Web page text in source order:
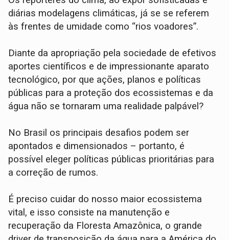
diárias modelagens climáticas, já se se referem
às frentes de umidade como “rios voadores”.
Diante da apropriação pela sociedade de efetivos
aportes científicos e de impressionante aparato
tecnológico, por que ações, planos e políticas
públicas para a proteção dos ecossistemas e da
água não se tornaram uma realidade palpável?
No Brasil os principais desafios podem ser
apontados e dimensionados – portanto, é
possível eleger políticas públicas prioritárias para
a correção de rumos.
É preciso cuidar do nosso maior ecossistema
vital, e isso consiste na manutenção e
recuperação da Floresta Amazônica, o grande